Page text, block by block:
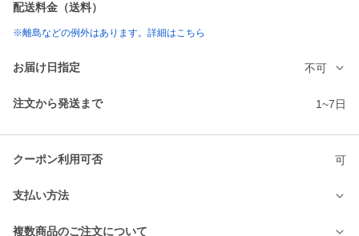
配送料金（送料）
※離島などの例外はあります。詳細はこちら
お届け日指定 不可
注文から発送まで 1~7日
クーポン利用可否 可
支払い方法
複数商品のご注文について